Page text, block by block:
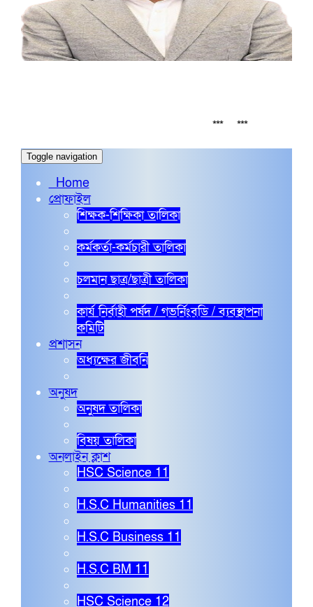
***নির্বাচনি
Toggle navigation
Home
প্রোফাইল
শিক্ষক-শিক্ষিকা তালিকা
কর্মকর্তা-কর্মচারী তালিকা
চলমান ছাত্র/ছাত্রী তালিকা
কার্য নির্বাহী পর্ষদ / গভর্নিংবডি / ব্যবস্থাপনা
কমিটি
প্রশাসন
অধ্যক্ষের জীবনি
অনুষদ
অনুষদ তালিকা
বিষয় তালিকা
অনলাইন ক্লাশ
HSC Science 11
H.S.C Humanities 11
H.S.C Business 11
H.S.C BM 11
HSC Science 12